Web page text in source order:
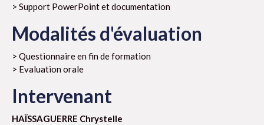
> Support PowerPoint et documentation
Modalités d'évaluation
> Questionnaire en fin de formation
> Evaluation orale
Intervenant
HAÏSSAGUERRE Chrystelle